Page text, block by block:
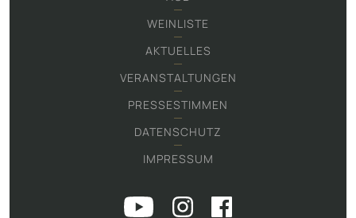
WEINLISTE
AKTUELLES
VERANSTALTUNGEN
PRESSESTIMMEN
DATENSCHUTZ
IMPRESSUM